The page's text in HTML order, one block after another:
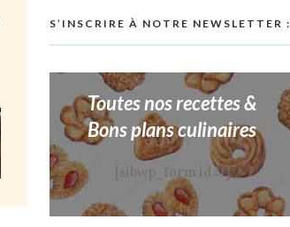
S’INSCRIRE À NOTRE NEWSLETTER :
Toutes nos recettes &
Bons plans culinaires
[sibwp_form id=1]